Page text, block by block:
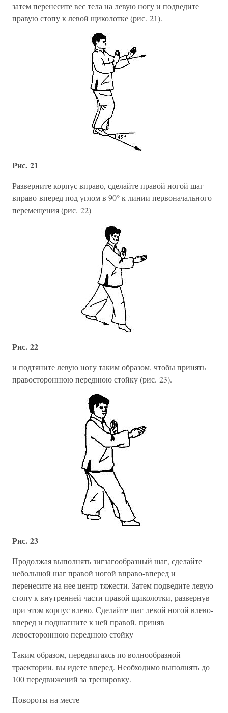
затем перенесите вес тела на левую ногу и подведите
правую стопу к левой щиколотке (рис. 21).
Рис. 21
Разверните корпус вправо, сделайте правой ногой шаг
вправо-вперед под углом в 90° к линии первоначального
перемещения (рис. 22)
Рис. 22
и подтяните левую ногу таким образом, чтобы принять
правостороннюю переднюю стойку (рис. 23).
Рис. 23
Продолжая выполнять зигзагообразный шаг, сделайте
небольшой шаг правой ногой вправо-вперед и
перенесите на нее центр тяжести. Затем подведите левую
стопу к внутренней части правой щиколотки, развернув
при этом корпус влево. Сделайте шаг левой ногой влево-
вперед и подшагните к ней правой, приняв
левостороннюю переднюю стойку
Таким образом, передвигаясь по волнообразной
траектории, вы идете вперед. Необходимо выполнять до
100 передвижений за тренировку.
Повороты на месте